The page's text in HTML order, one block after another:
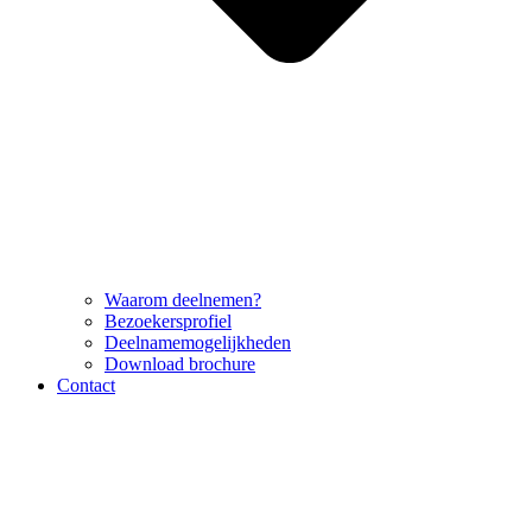
Waarom deelnemen?
Bezoekersprofiel
Deelnamemogelijkheden
Download brochure
Contact